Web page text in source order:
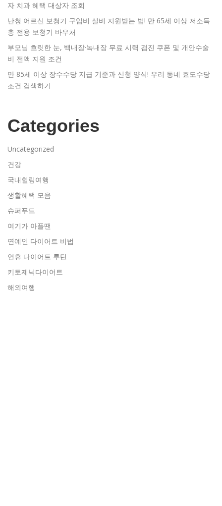
자 치과 혜택 대상자 조회
난청 어르신 보청기 구입비 실비 지원받는 법! 만 65세 이상 저소득
층 전용 보청기 바우처
부모님 흐릿한 눈, 백내장·녹내장 무료 시력 검진 쿠폰 및 개안수술
비 전액 지원 조건
만 85세 이상 장수수당 지급 기준과 신청 양식! 우리 동네 효도수당
조건 검색하기
Categories
Uncategorized
건강
국내힐링여행
생활혜택 모음
슈퍼푸드
여기가 아플땐
연예인 다이어트 비법
연휴 다이어트 루틴
키토제닉다이어트
해외여행